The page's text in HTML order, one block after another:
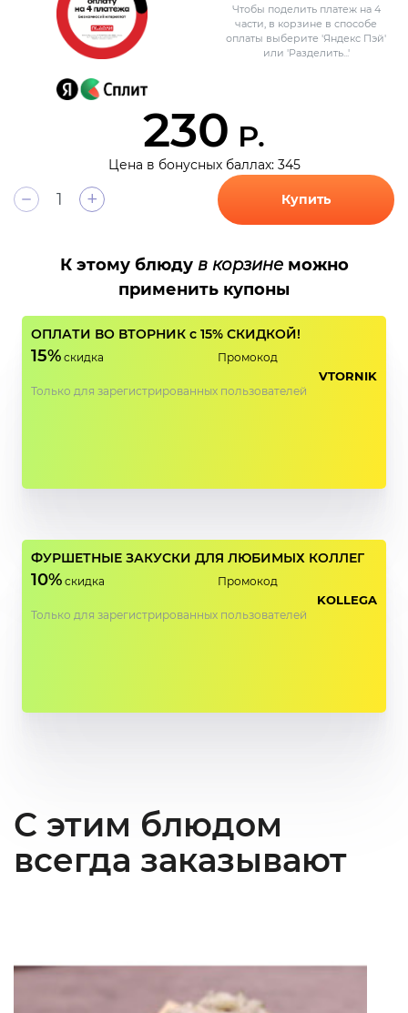
Чтобы поделить платеж на 4
части, в корзине в способе
оплаты выберите 'Яндекс Пэй'
или 'Разделить...'
230 Р.
Цена в бонусных баллах: 345
+ Купить
К этому блюду в корзинеможно
применить купоны
ОПЛАТИ ВО ВТОРНИК с 15% СКИДКОЙ!
15% скидка Промокод
VTORNIK
Только для зарегистрированных пользователей
ФУРШЕТНЫЕ ЗАКУСКИ ДЛЯ ЛЮБИМЫХ КОЛЛЕГ
10% скидка Промокод
KOLLEGA
Только для зарегистрированных пользователей
С этим блюдом
всегда заказывают